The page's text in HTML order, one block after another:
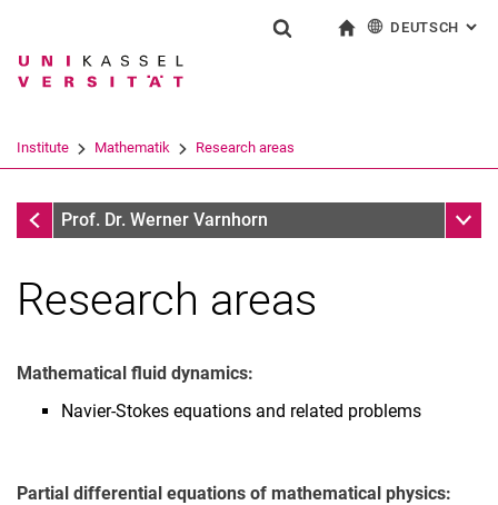
Springe direkt zu: Inhalt
Springe direkt zu: Suche
Springe direkt zu:
Suchbegriff
Suchen (öffnet externen Link in einem
DEUTSCH :
Institute Mathematik Research areas
Prof. Dr. Werner Varnhorn
Prof. Dr. Werner Varnhorn
Research areas
Mathematical fluid dynamics:
Navier-Stokes equations and related problems
Partial differential equations of mathematical physics: